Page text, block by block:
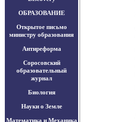
ОБРАЗОВАНИЕ
Открытое письмо
министру образования
Антиреформа
Соросовский
образовательный
журнал
Биология
Науки о Земле
Математика и Механика